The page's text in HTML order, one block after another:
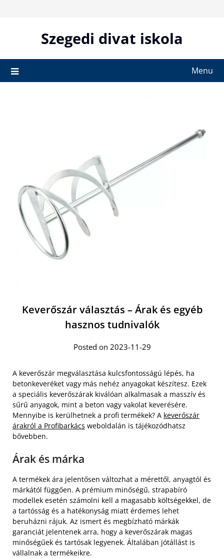
Szegedi divat iskola
Menu
Keverőszár választás – Árak és egyéb
hasznos tudnivalók
Posted on 2023-11-29
A keverőszár megválasztása kulcsfontosságú lépés, ha
betonkeveréket vagy más nehéz anyagokat készítesz. Ezek
a speciális keverőszárak kiválóan alkalmasak a masszív és
sűrű anyagok, mint a beton vagy vakolat keverésére.
Mennyibe is kerülhetnek a profi termékek? A keverőszár
árakról a Profibarkács weboldalán is tájékozódhatsz
bővebben.
Árak és márka
A termékek ára jelentősen változhat a mérettől, anyagtól és
márkától függően. A prémium minőségű, strapabíró
modellek esetén számolni kell a magasabb költségekkel, de
a tartósság és a hatékonyság miatt érdemes lehet
beruházni rájuk. Az ismert és megbízható márkák
garanciát jelentenek arra, hogy a keverőszárak magas
minőségűek és tartósak legyenek. Általában jótállást is
vállalnak a termékeikre.